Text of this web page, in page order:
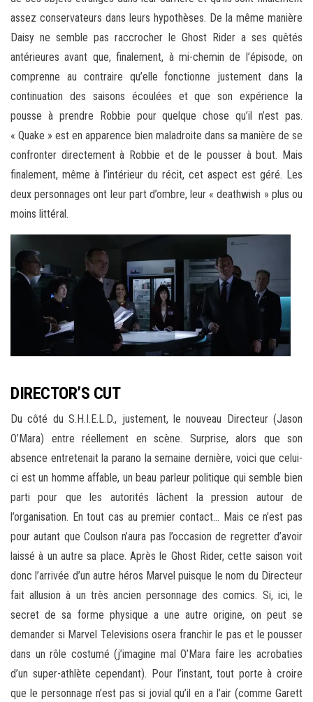
assez conservateurs dans leurs hypothèses. De la même manière
Daisy ne semble pas raccrocher le Ghost Rider a ses quêtés
antérieures avant que, finalement, à mi-chemin de l’épisode, on
comprenne au contraire qu’elle fonctionne justement dans la
continuation des saisons écoulées et que son expérience la
pousse à prendre Robbie pour quelque chose qu’il n’est pas.
« Quake » est en apparence bien maladroite dans sa manière de se
confronter directement à Robbie et de le pousser à bout. Mais
finalement, même à l’intérieur du récit, cet aspect est géré. Les
deux personnages ont leur part d’ombre, leur « deathwish » plus ou
moins littéral.
DIRECTOR’S CUT
Du côté du S.H.I.E.L.D., justement, le nouveau Directeur (Jason
O’Mara) entre réellement en scène. Surprise, alors que son
absence entretenait la parano la semaine dernière, voici que celui-
ci est un homme affable, un beau parleur politique qui semble bien
parti pour que les autorités lâchent la pression autour de
l’organisation. En tout cas au premier contact… Mais ce n’est pas
pour autant que Coulson n’aura pas l’occasion de regretter d’avoir
laissé à un autre sa place. Après le Ghost Rider, cette saison voit
donc l’arrivée d’un autre héros Marvel puisque le nom du Directeur
fait allusion à un très ancien personnage des comics. Si, ici, le
secret de sa forme physique a une autre origine, on peut se
demander si Marvel Televisions osera franchir le pas et le pousser
dans un rôle costumé (j’imagine mal O’Mara faire les acrobaties
d’un super-athlète cependant). Pour l’instant, tout porte à croire
que le personnage n’est pas si jovial qu’il en a l’air (comme Garett